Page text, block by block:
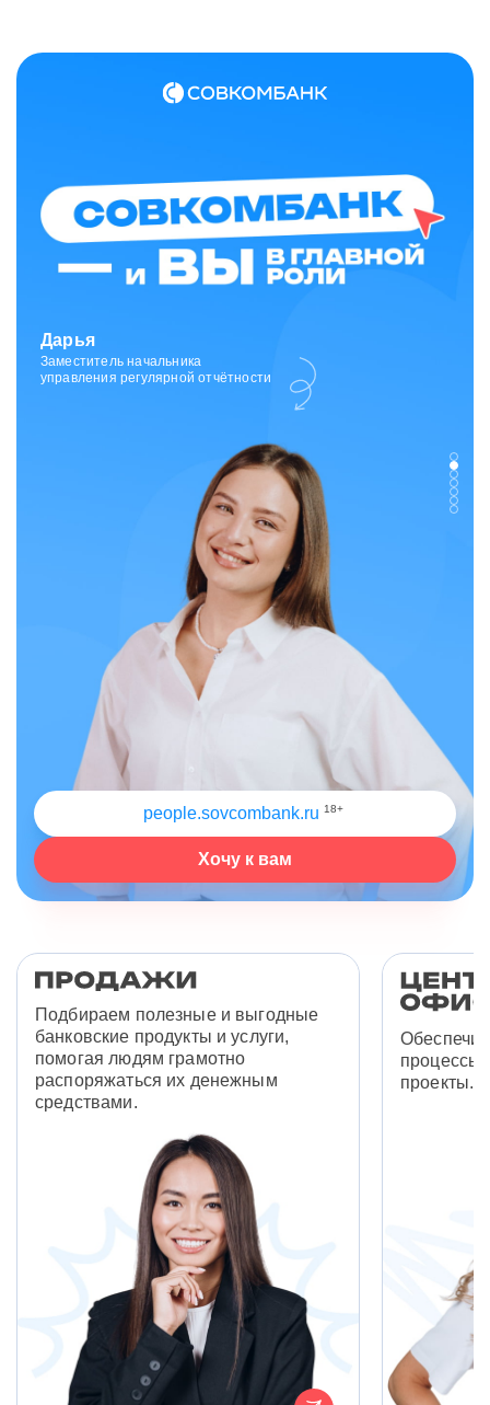
people.sovcombank.ru 18+
Хочу к вам
Зарина
Ведущий специалист
отдела исходящих коммуникаций
Подбираем полезные и выгодные
банковские продукты и услуги,
помогая людям грамотно
распоряжаться их денежным
средствами.
процессы
проекты.